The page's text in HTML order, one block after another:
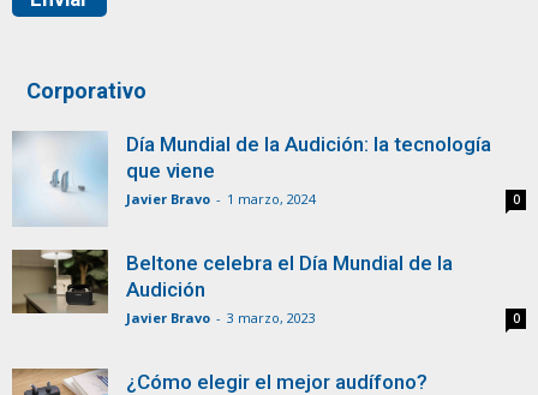
Corporativo
Día Mundial de la Audición: la tecnología
que viene
Javier Bravo - 1 marzo, 2024 0
Beltone celebra el Día Mundial de la
Audición
Javier Bravo - 3 marzo, 2023 0
¿Cómo elegir el mejor audífono?